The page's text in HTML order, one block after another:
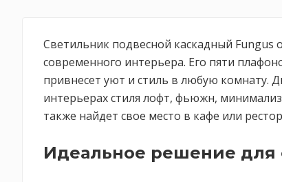
Светильник подвесной каскадный
современного интерьера. Его пяти
привнесет уют и стиль в любую комнату.
интерьерах стиля лофт, фьюжн,
также найдет свое место в кафе или
Идеальное решение для